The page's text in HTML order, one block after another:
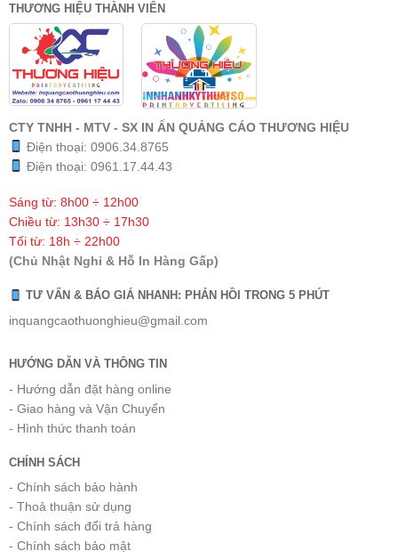
THƯƠNG HIỆU THÀNH VIÊN
CTY TNHH - MTV - SX IN ẤN QUẢNG CÁO THƯƠNG HIỆU
Điện thoại: 0906.34.8765
Điện thoại: 0961.17.44.43
Sáng từ: 8h00 ÷ 12h00
Chiều từ: 13h30 ÷ 17h30
Tối từ: 18h ÷ 22h00
(Chủ Nhật Nghỉ & Hỗ In Hàng Gấp)
TƯ VẤN & BÁO GIÁ NHANH: PHẢN HỒI TRONG 5 PHÚT
inquangcaothuonghieu@gmail.com
HƯỚNG DẪN VÀ THÔNG TIN
- Hướng dẫn đặt hàng online
- Giao hàng và Vận Chuyển
- Hình thức thanh toán
CHÍNH SÁCH
- Chính sách bảo hành
- Thoả thuận sử dụng
- Chính sách đổi trả hàng
- Chính sách bảo mật